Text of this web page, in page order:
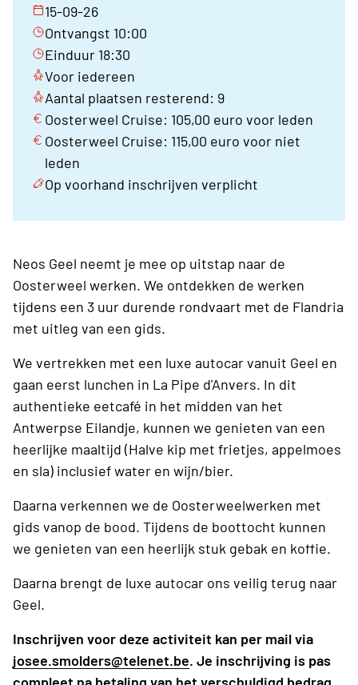
15-09-26
Ontvangst 10:00
Einduur 18:30
Voor iedereen
Aantal plaatsen resterend: 9
Oosterweel Cruise: 105,00 euro voor leden
Oosterweel Cruise: 115,00 euro voor niet
leden
Op voorhand inschrijven verplicht
Neos Geel neemt je mee op uitstap naar de
Oosterweel werken. We ontdekken de werken
tijdens een 3 uur durende rondvaart met de Flandria
met uitleg van een gids.
We vertrekken met een luxe autocar vanuit Geel en
gaan eerst lunchen in La Pipe d'Anvers. In dit
authentieke eetcafé in het midden van het
Antwerpse Eilandje, kunnen we genieten van een
heerlijke maaltijd (Halve kip met frietjes, appelmoes
en sla) inclusief water en wijn/bier.
Daarna verkennen we de Oosterweelwerken met
gids vanop de bood. Tijdens de boottocht kunnen
we genieten van een heerlijk stuk gebak en koffie.
Daarna brengt de luxe autocar ons veilig terug naar
Geel.
Inschrijven voor deze activiteit kan per mail via
josee.smolders@telenet.be. Je inschrijving is pas